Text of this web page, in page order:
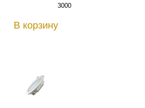
3000
В корзину